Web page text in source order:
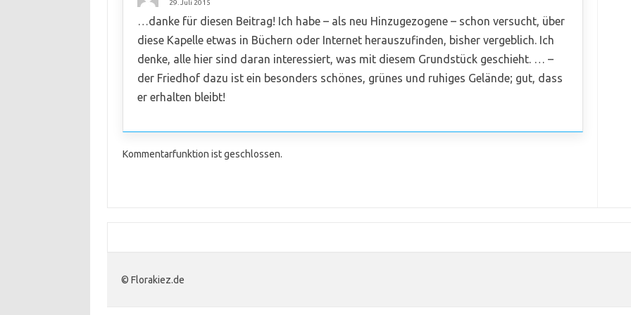
29. Juli 2015
…danke für diesen Beitrag! Ich habe – als neu Hinzugezogene – schon versucht, über
diese Kapelle etwas in Büchern oder Internet herauszufinden, bisher vergeblich. Ich
denke, alle hier sind daran interessiert, was mit diesem Grundstück geschieht. … –
der Friedhof dazu ist ein besonders schönes, grünes und ruhiges Gelände; gut, dass
er erhalten bleibt!
Kommentarfunktion ist geschlossen.
© Florakiez.de